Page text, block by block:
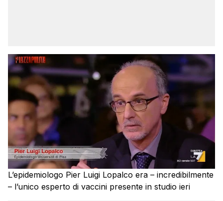
L’epidemiologo Pier Luigi Lopalco era – incredibilmente
– l’unico esperto di vaccini presente in studio ieri